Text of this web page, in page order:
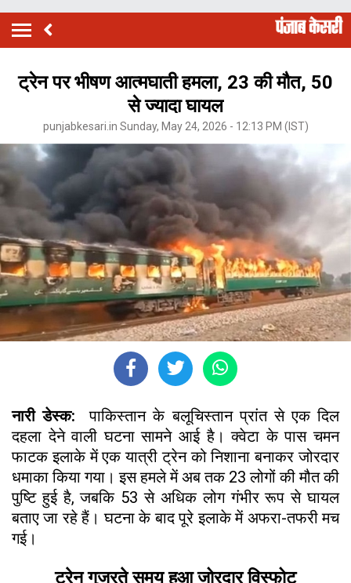
ट्रेन पर भीषण आत्मघाती हमला, 23 की मौत, 50
से ज्यादा घायल
punjabkesari.in Sunday, May 24, 2026 - 12:13 PM (IST)
नारी डेस्क:पाकिस्तान के बलूचिस्तान प्रांत से एक दिल
दहला देने वाली घटना सामने आई है। क्वेटा के पास चमन
फाटक इलाके में एक यात्री ट्रेन को निशाना बनाकर जोरदार
धमाका किया गया। इस हमले में अब तक 23 लोगों की मौत की
पुष्टि हुई है, जबकि 53 से अधिक लोग गंभीर रूप से घायल
बताए जा रहे हैं। घटना के बाद पूरे इलाके में अफरा-तफरी मच
गई।
ट्रेन गुजरते समय हुआ जोरदार विस्फोट